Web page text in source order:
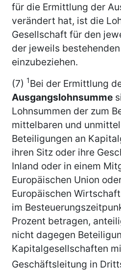
für die Ermittlung der
verändert hat, ist die
Gesellschaft für den
der jeweils
einzubeziehen.
(7) 1Bei der Ermittlung
Ausgangslohnsumme
Lohnsummen der zum
mittelbaren und
Beteiligungen an
ihren Sitz oder ihre
Inland oder in einem
Europäischen Union
Europäischen
im
Prozent betragen,
nicht dagegen
Kapitalgesellschaften
Geschäftsleitung in